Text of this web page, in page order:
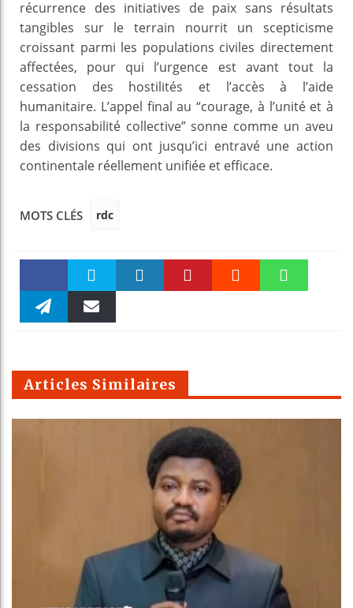
récurrence des initiatives de paix sans résultats
tangibles sur le terrain nourrit un scepticisme
croissant parmi les populations civiles directement
affectées, pour qui l’urgence est avant tout la
cessation des hostilités et l’accès à l’aide
humanitaire. L’appel final au “courage, à l’unité et à
la responsabilité collective” sonne comme un aveu
des divisions qui ont jusqu’ici entravé une action
continentale réellement unifiée et efficace.
MOTS CLÉS rdc
Faceboo Twitter
m
Articles Similaires